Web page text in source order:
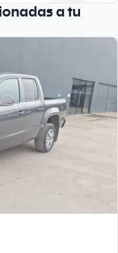
a tu